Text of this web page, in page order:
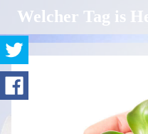
Welcher Tag is